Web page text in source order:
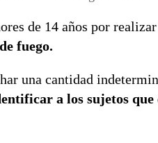
de 14 años por
fuego.
una cantidad
a los sujetos